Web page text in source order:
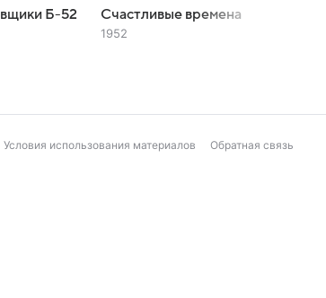
Б-52 Счастливые времена
1952
Условия использования материалов Обратная связь